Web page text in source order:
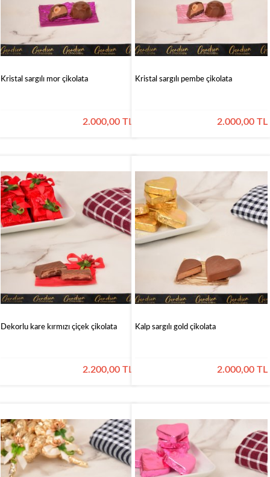
Kristal sargılı mor çikolata
2.000,00 TL
Kristal sargılı pembe çikolata
2.000,00 TL
Dekorlu kare kırmızı çiçek çikolata
2.200,00 TL
Kalp sargılı gold çikolata
2.000,00 TL